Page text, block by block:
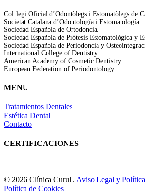
Col·legi Oficial d’Odontòlegs i Estomatòlegs de
Societat Catalana d’Odontología i Estomatología.
Sociedad Española de Ortodoncia.
Sociedad Española de Prótesis Estomatológica y
Sociedad Española de Periodoncia y
International College of Dentistry.
American Academy of Cosmetic Dentistry.
European Federation of Periodontology.
MENU
Tratamientos Dentales
Estética Dental
Contacto
CERTIFICACIONES
© 2026 Clínica Curull. Aviso Legal y
Política de Cookies